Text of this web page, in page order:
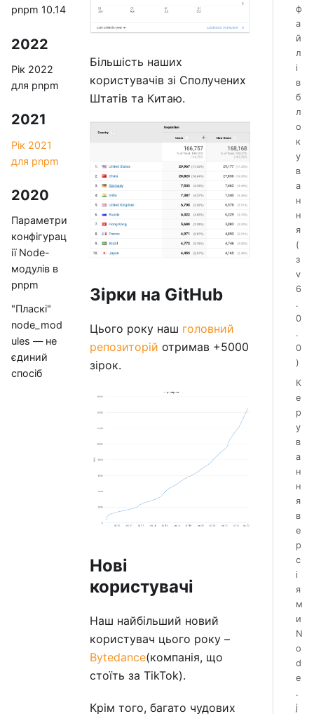
pnpm 10.14
2022
Рік 2022
для pnpm
2021
Рік 2021
для pnpm
2020
Параметри
конфігурац
ії Node-
модулів в
pnpm
"Пласкі"
node_mod
ules — не
єдиний
спосіб
Більшість наших
користувачів зі Сполучених
Штатів та Китаю.
Зірки на GitHub
Цього року наш головний
репозиторій отримав +5000
зірок.
Нові
користувачі
Наш найбільший новий
користувач цього року –
Bytedance(компанія, що
стоїть за TikTok).
Крім того, багато чудових
ф
а
й
л
і
в
б
л
о
к
у
в
а
н
н
я
(
з
v
6
.
0
.
0
)
К
е
р
у
в
а
н
н
я
в
е
р
с
і
я
м
и
N
o
d
e
.
j